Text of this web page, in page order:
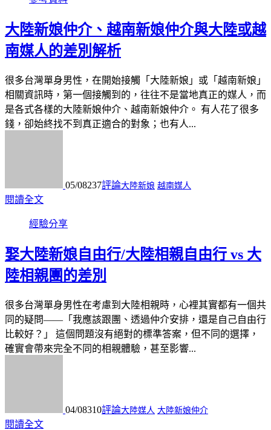
大陸新娘仲介、越南新娘仲介與大陸或越
南媒人的差別解析
很多台灣單身男性，在開始接觸「大陸新娘」或「越南新娘」
相關資訊時，第一個接觸到的，往往不是當地真正的媒人，而
是各式各樣的大陸新娘仲介、越南新娘仲介。 有人花了很多
錢，卻始終找不到真正適合的對象；也有人...
05/08237評論大陸新娘 越南媒人
閱讀全文
經驗分享
娶大陸新娘自由行/大陸相親自由行 vs 大
陸相親團的差別
很多台灣單身男性在考慮到大陸相親時，心裡其實都有一個共
同的疑問——「我應該跟團、透過仲介安排，還是自己自由行
比較好？」 這個問題沒有絕對的標準答案，但不同的選擇，
確實會帶來完全不同的相親體驗，甚至影響...
04/08310評論大陸媒人 大陸新娘仲介
閱讀全文